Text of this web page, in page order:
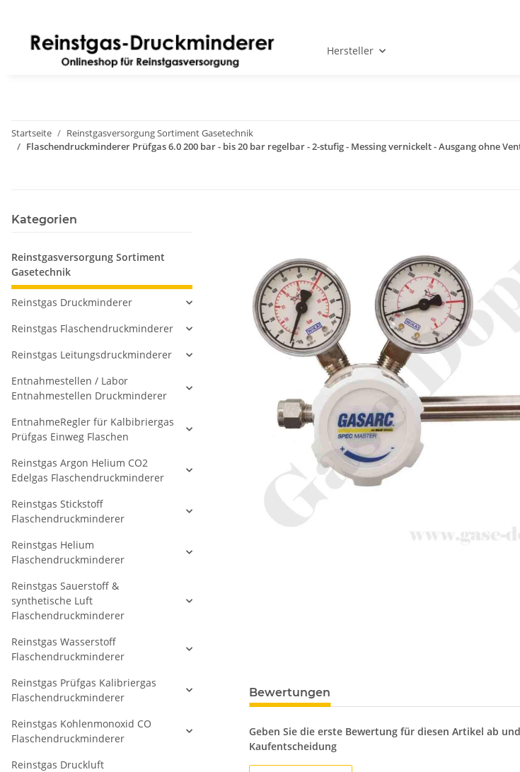
Hersteller
Startseite
Reinstgasversorgung Sortiment Gasetechnik
Flaschendruckminderer Prüfgas 6.0 200 bar - bis 20 bar regelbar - 2-stufig - Messing vernickelt - Ausgang ohne Ventil
Bewertungen
Geben Sie die erste Bewertung für diesen Artikel ab
Kaufentscheidung
Kategorien
Reinstgasversorgung Sortiment
Gasetechnik
Reinstgas Druckminderer
Reinstgas Flaschendruckminderer
Reinstgas Leitungsdruckminderer
Entnahmestellen / Labor
Entnahmestellen Druckminderer
EntnahmeRegler für Kalbibriergas
Prüfgas Einweg Flaschen
Reinstgas Argon Helium CO2
Edelgas Flaschendruckminderer
Reinstgas Stickstoff
Flaschendruckminderer
Reinstgas Helium
Flaschendruckminderer
Reinstgas Sauerstoff &
synthetische Luft
Flaschendruckminderer
Reinstgas Wasserstoff
Flaschendruckminderer
Reinstgas Prüfgas Kalibriergas
Flaschendruckminderer
Reinstgas Kohlenmonoxid CO
Flaschendruckminderer
Reinstgas Druckluft